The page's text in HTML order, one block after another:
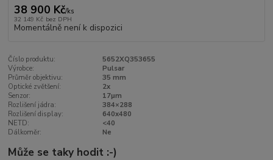
38 900 Kč/ks
32 149 Kč bez DPH
Momentálně není k dispozici
Číslo produktu:
5652XQ353655
Výrobce:
Pulsar
Průměr objektivu:
35 mm
Optické zvětšení:
2x
Senzor:
17μm
Rozlišení jádra:
384×288
Rozlišení display:
640x480
NETD:
<40
Dálkoměr:
Ne
Může se taky hodit :-)